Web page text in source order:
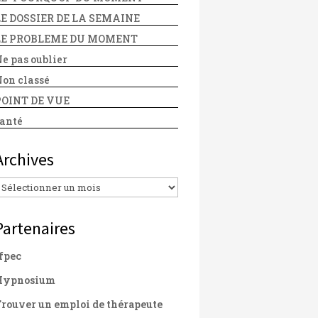
DOSSIER DE LA SEMAINE
PROBLEME DU MOMENT
pas oublier
classé
DE VUE
un emploi de thérapeute